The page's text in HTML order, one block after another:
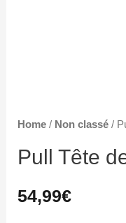
Home / Non classé /
Pull Tête
54,99€